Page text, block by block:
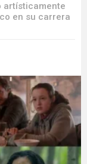
artísticamente
en su carrera